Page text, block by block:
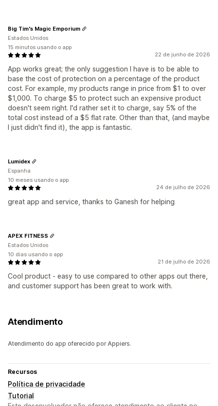
22 de junho de 2026
App works great; the only suggestion I have is to be able to
base the cost of protection on a percentage of the product
cost. For example, my products range in price from $1 to over
$1,000. To charge $5 to protect such an expensive product
doesn't seem right. I'd rather set it to charge, say 5% of the
total cost instead of a $5 flat rate. Other than that, (and maybe
I just didn't find it), the app is fantastic.
Big Tim's Magic Emporium
Estados Unidos
15 minutos usando o app
24 de julho de 2026
great app and service, thanks to Ganesh for helping
Lumidex
Espanha
10 meses usando o app
21 de julho de 2026
Cool product - easy to use compared to other apps out there,
and customer support has been great to work with.
APEX FITNESS
Estados Unidos
10 dias usando o app
Atendimento
Atendimento do app oferecido por Appiers.
Recursos
Política de privacidade
Tutorial